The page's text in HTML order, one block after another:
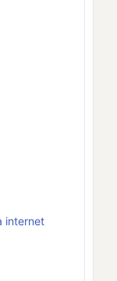
internet